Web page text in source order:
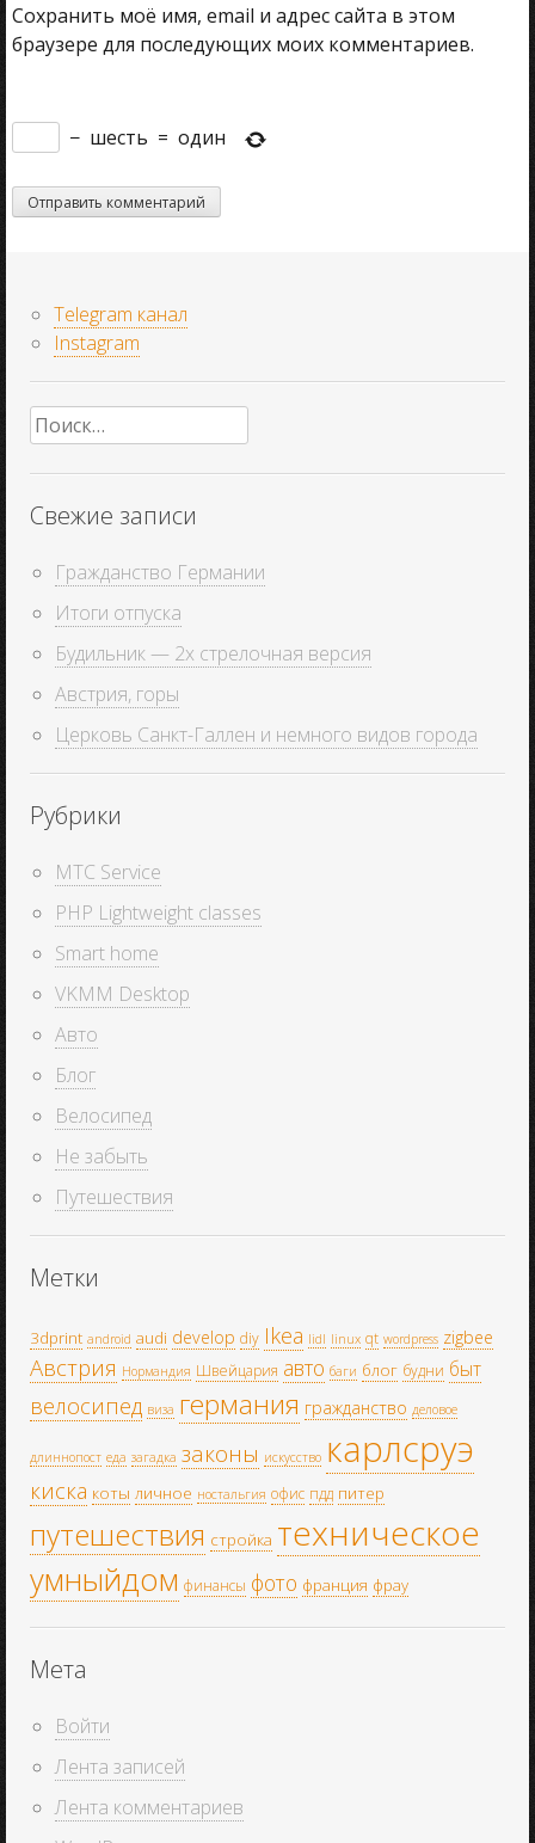
Сохранить моё имя, email и адрес сайта в этом
браузере для последующих моих комментариев.
− шесть = один
Telegram канал
Instagram
Найти:
Свежие записи
Гражданство Германии
Итоги отпуска
Будильник — 2х стрелочная версия
Австрия, горы
Церковь Санкт-Галлен и немного видов города
Рубрики
MTC Service
PHP Lightweight classes
Smart home
VKMM Desktop
Авто
Блог
Велосипед
Не забыть
Путешествия
Метки
3dprint android audi develop diy Ikea lidl linux qt wordpress zigbee
Австрия Нормандия Швейцария авто баги блог будни быт
велосипед виза германия гражданство деловое
длиннопост еда загадка законы искусство карлсруэ
киска коты личное ностальгия офис пдд питер
путешествия стройка техническое
умныйдом финансы фото франция фрау
Мета
Войти
Лента записей
Лента комментариев